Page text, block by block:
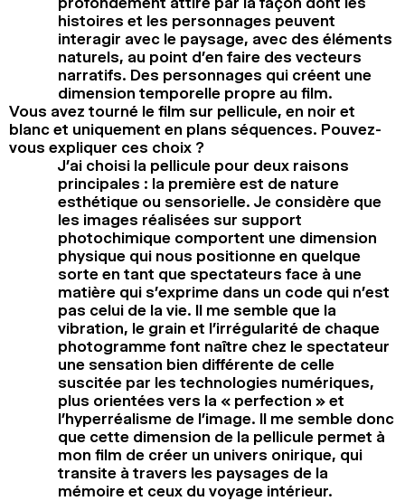
histoires et les personnages peuvent
interagir avec le paysage, avec des éléments
naturels, au point d’en faire des vecteurs
narratifs. Des personnages qui créent une
dimension temporelle propre au film.
Vous avez tourné le film sur pellicule, en noir et
blanc et uniquement en plans séquences. Pouvez-
vous expliquer ces choix ?
J’ai choisi la pellicule pour deux raisons
principales : la première est de nature
esthétique ou sensorielle. Je considère que
les images réalisées sur support
photochimique comportent une dimension
physique qui nous positionne en quelque
sorte en tant que spectateurs face à une
matière qui s’exprime dans un code qui n’est
pas celui de la vie. Il me semble que la
vibration, le grain et l’irrégularité de chaque
photogramme font naître chez le spectateur
une sensation bien différente de celle
suscitée par les technologies numériques,
plus orientées vers la « perfection » et
l’hyperréalisme de l’image. Il me semble donc
que cette dimension de la pellicule permet à
mon film de créer un univers onirique, qui
transite à travers les paysages de la
mémoire et ceux du voyage intérieur.